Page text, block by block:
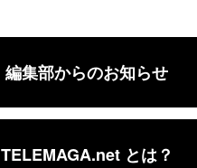
編集部からのお知らせ
TELEMAGA.net とは？